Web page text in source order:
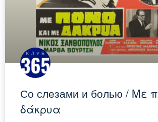
Со слезами и болью / Με
δάκρυα